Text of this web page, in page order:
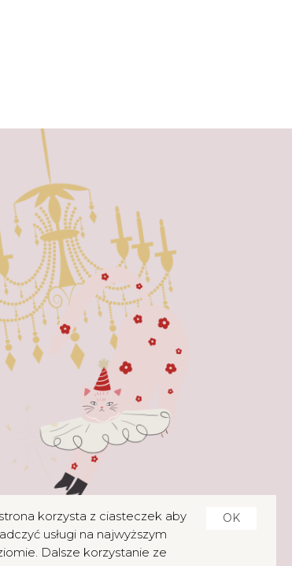
korzysta z ciasteczek aby
usługi na najwyższym
Dalsze korzystanie ze
OK